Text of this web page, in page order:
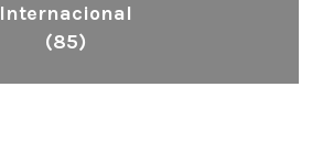
Internacional
(85)